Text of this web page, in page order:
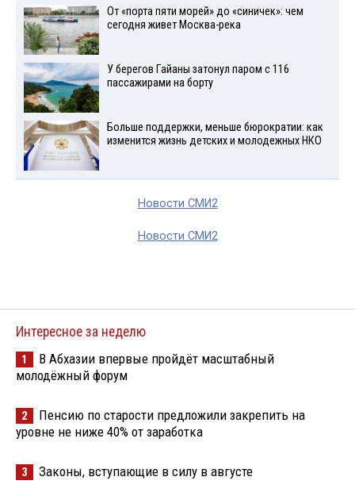
От «порта пяти морей» до «синичек»: чем
сегодня живет Москва-река
У берегов Гайаны затонул паром с 116
пассажирами на борту
Больше поддержки, меньше бюрократии: как
изменится жизнь детских и молодежных НКО
Новости СМИ2
Новости СМИ2
Интересное за неделю
1
В Абхазии впервые пройдёт масштабный
молодёжный форум
2
Пенсию по старости предложили закрепить на
уровне не ниже 40% от заработка
3 Законы, вступающие в силу в августе